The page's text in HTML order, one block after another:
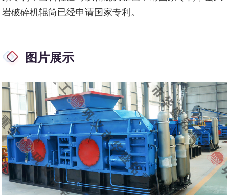
岩破碎机辊筒已经申请国家专利。
图片展示